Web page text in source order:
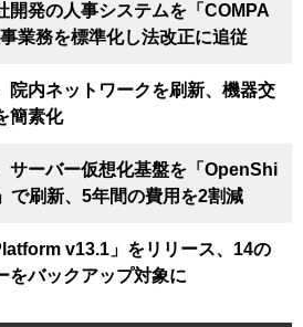
開発の人事システムを「COMPA
業務を標準化し法改正に追従
院内ネットワークを刷新、機器交
簡素化
サーバー仮想化基盤を「OpenShi
刷新、5年間の費用を2割減
v13.1」をリリース、14の
をバックアップ対象に